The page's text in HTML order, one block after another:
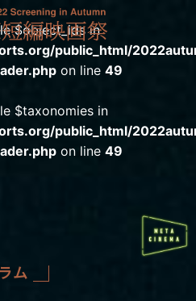
$object_ids in
public_html/
on line 49
$taxonomies in
public_html/
on line 49
ム